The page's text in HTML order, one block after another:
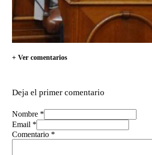
+ Ver comentarios
Deja el primer comentario
Nombre *
Email *
Comentario *